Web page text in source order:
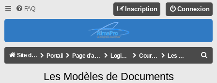
FAQ Connexion
Inscription
Site de l'association Portail Page d'accueil du forum Logiciel AlmaPro Courriers et Documents importés Les Modèles de Documents
Les Modèles de Documents